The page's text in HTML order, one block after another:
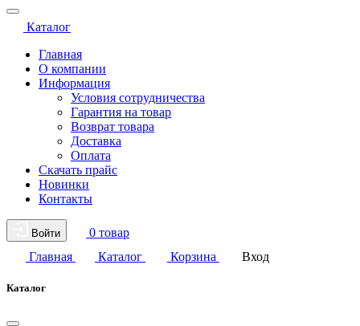
Каталог
Главная
О компании
Информация
Условия сотрудничества
Гарантия на товар
Возврат товара
Доставка
Оплата
Скачать прайс
Новинки
Контакты
Войти
0 товар
Главная
Каталог Корзина Вход
Каталог